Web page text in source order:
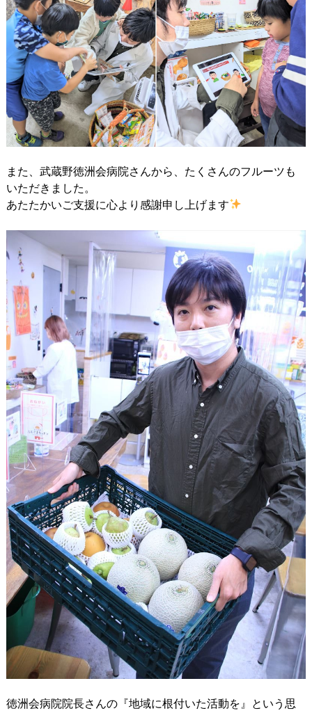
また、武蔵野徳洲会病院さんから、たくさんのフルーツも
いただきました。
あたたかいご支援に心より感謝申し上げます
徳洲会病院院長さんの『地域に根付いた活動を』という思